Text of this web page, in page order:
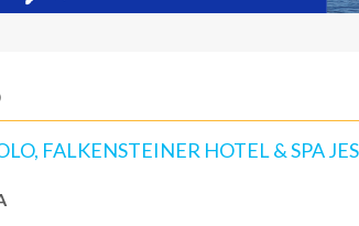
FALKENSTEINER HOTEL & SPA